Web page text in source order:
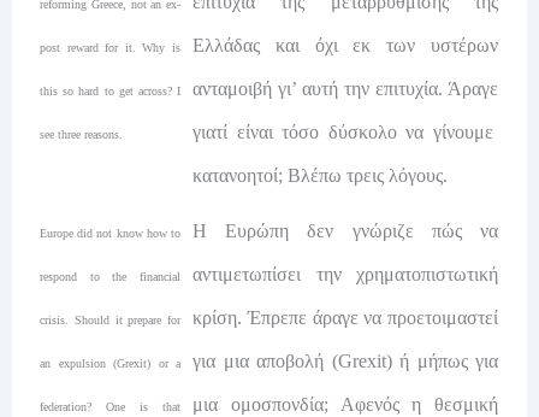
reforming Greece, not an ex-
post reward for it. Why is
this so hard to get across? I
see three reasons.
Ελλάδας και όχι εκ των υστέρων
ανταμοιβή γι’ αυτή την επιτυχία. Άραγε
γιατί είναι τόσο δύσκολο να γίνουμε
κατανοητοί; Βλέπω τρεις λόγους.
Europe did not know how to
respond to the financial
crisis. Should it prepare for
an expulsion (Grexit) or a
federation? One is that
Η Ευρώπη δεν γνώριζε πώς να
αντιμετωπίσει την χρηματοπιστωτική
κρίση. Έπρεπε άραγε να προετοιμαστεί
για μια αποβολή (Grexit) ή μήπως για
μια ομοσπονδία; Αφενός η θεσμική